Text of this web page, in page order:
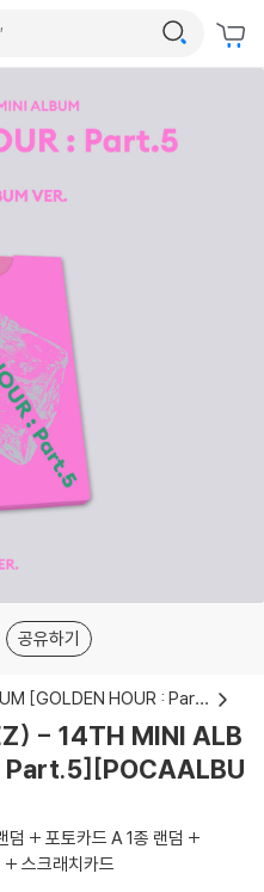
공유하기
에이티즈 (ATEEZ) 14TH MINI ALBUM [GOLDEN HOUR : Part.5]
- 14TH MINI ALB
Part.5][POCAALBU
덤 + 포토카드 A 1종 랜덤 +
+ 스크래치카드